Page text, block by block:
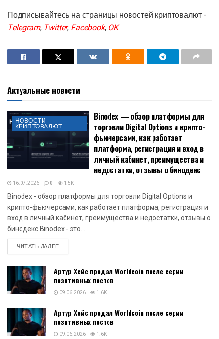
Подписывайтесь на страницы новостей криптовалют -
Telegram,Twitter,Facebook,OK
Актуальные новости
НОВОСТИ
КРИПТОВАЛЮТ
Binodex — обзор платформы для
торговли Digital Options и крипто-
фьючерсами, как работает
платформа, регистрация и вход в
личный кабинет, преимущества и
недостатки, отзывы о бинодекс
16.07.2026 0 1.5K
Binodex - обзор платформы для торговли Digital Options и
крипто-фьючерсами, как работает платформа, регистрация и
вход в личный кабинет, преимущества и недостатки, отзывы о
бинодекс Binodex - это...
ЧИТАТЬ ДАЛЕЕDETAILS
Артур Хейс продал Worldcoin после серии
позитивных постов
09.06.2026 1.6K
Артур Хейс продал Worldcoin после серии
позитивных постов
09.06.2026 1.6K